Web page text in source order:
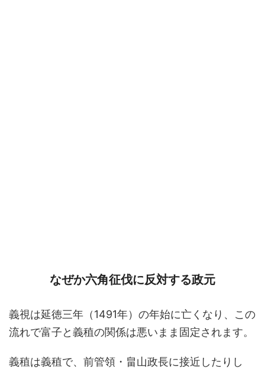
なぜか六角征伐に反対する政元
義視は延徳三年（1491年）の年始に亡くなり、この
流れで富子と義稙の関係は悪いまま固定されます。
義稙は義稙で、前管領・畠山政長に接近したりし